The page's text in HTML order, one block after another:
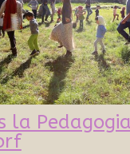
la Pedagogia